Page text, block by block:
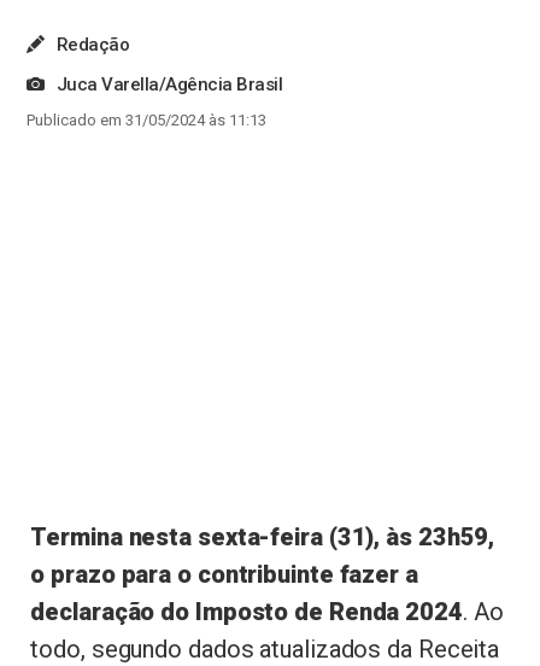
Redação
Juca Varella/Agência Brasil
Publicado em 31/05/2024 às 11:13
Termina nesta sexta-feira (31), às 23h59,
o prazo para o contribuinte fazer a
declaração do Imposto de Renda 2024. Ao
todo, segundo dados atualizados da Receita